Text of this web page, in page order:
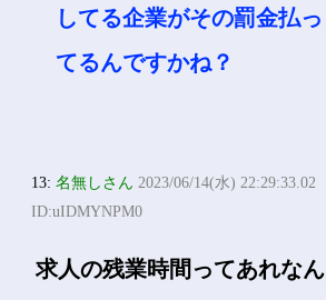
してる企業がその罰金払っ
てるんですかね？
13:名無しさん 2023/06/14(水) 22:29:33.02
ID:uIDMYNPM0
求人の残業時間ってあれなん